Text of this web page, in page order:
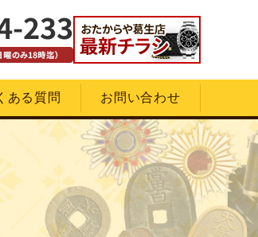
ある質問 お問い合わせ